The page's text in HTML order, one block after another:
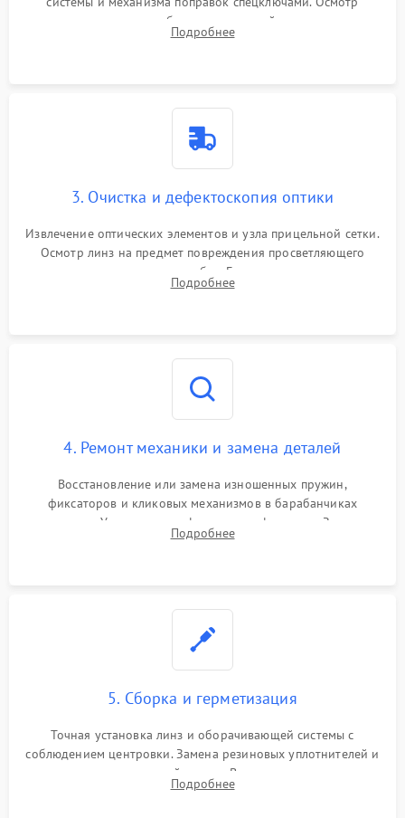
внутренних резьбовых соединений, пружин и
уплотнительных колец. Поиск причин люфта, смещения
Подробнее
3. Очистка и дефектоскопия оптики
Извлечение оптических элементов и узла прицельной сетки.
Осмотр линз на предмет повреждения просветляющего
покрытия или появления грибка. Бережная очистка стекол
спецрастворами. Проверка целостности гравированной
Подробнее
4. Ремонт механики и замена деталей
Восстановление или замена изношенных пружин,
фиксаторов и кликовых механизмов в барабанчиках
поправок. Устранение люфтов в трансфокаторе. Замена
поврежденных линз, разбитой сетки или восстановление
Подробнее
5. Сборка и герметизация
Точная установка линз и оборачивающей системы с
соблюдением центровки. Замена резиновых уплотнителей и
нанесение влагозащитной смазки. Вакуумирование корпуса
и заполнение его осушенным азотом или аргоном для
Подробнее